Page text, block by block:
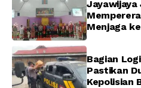
Menjaga
Bagian
Pastikan
Kepolisian